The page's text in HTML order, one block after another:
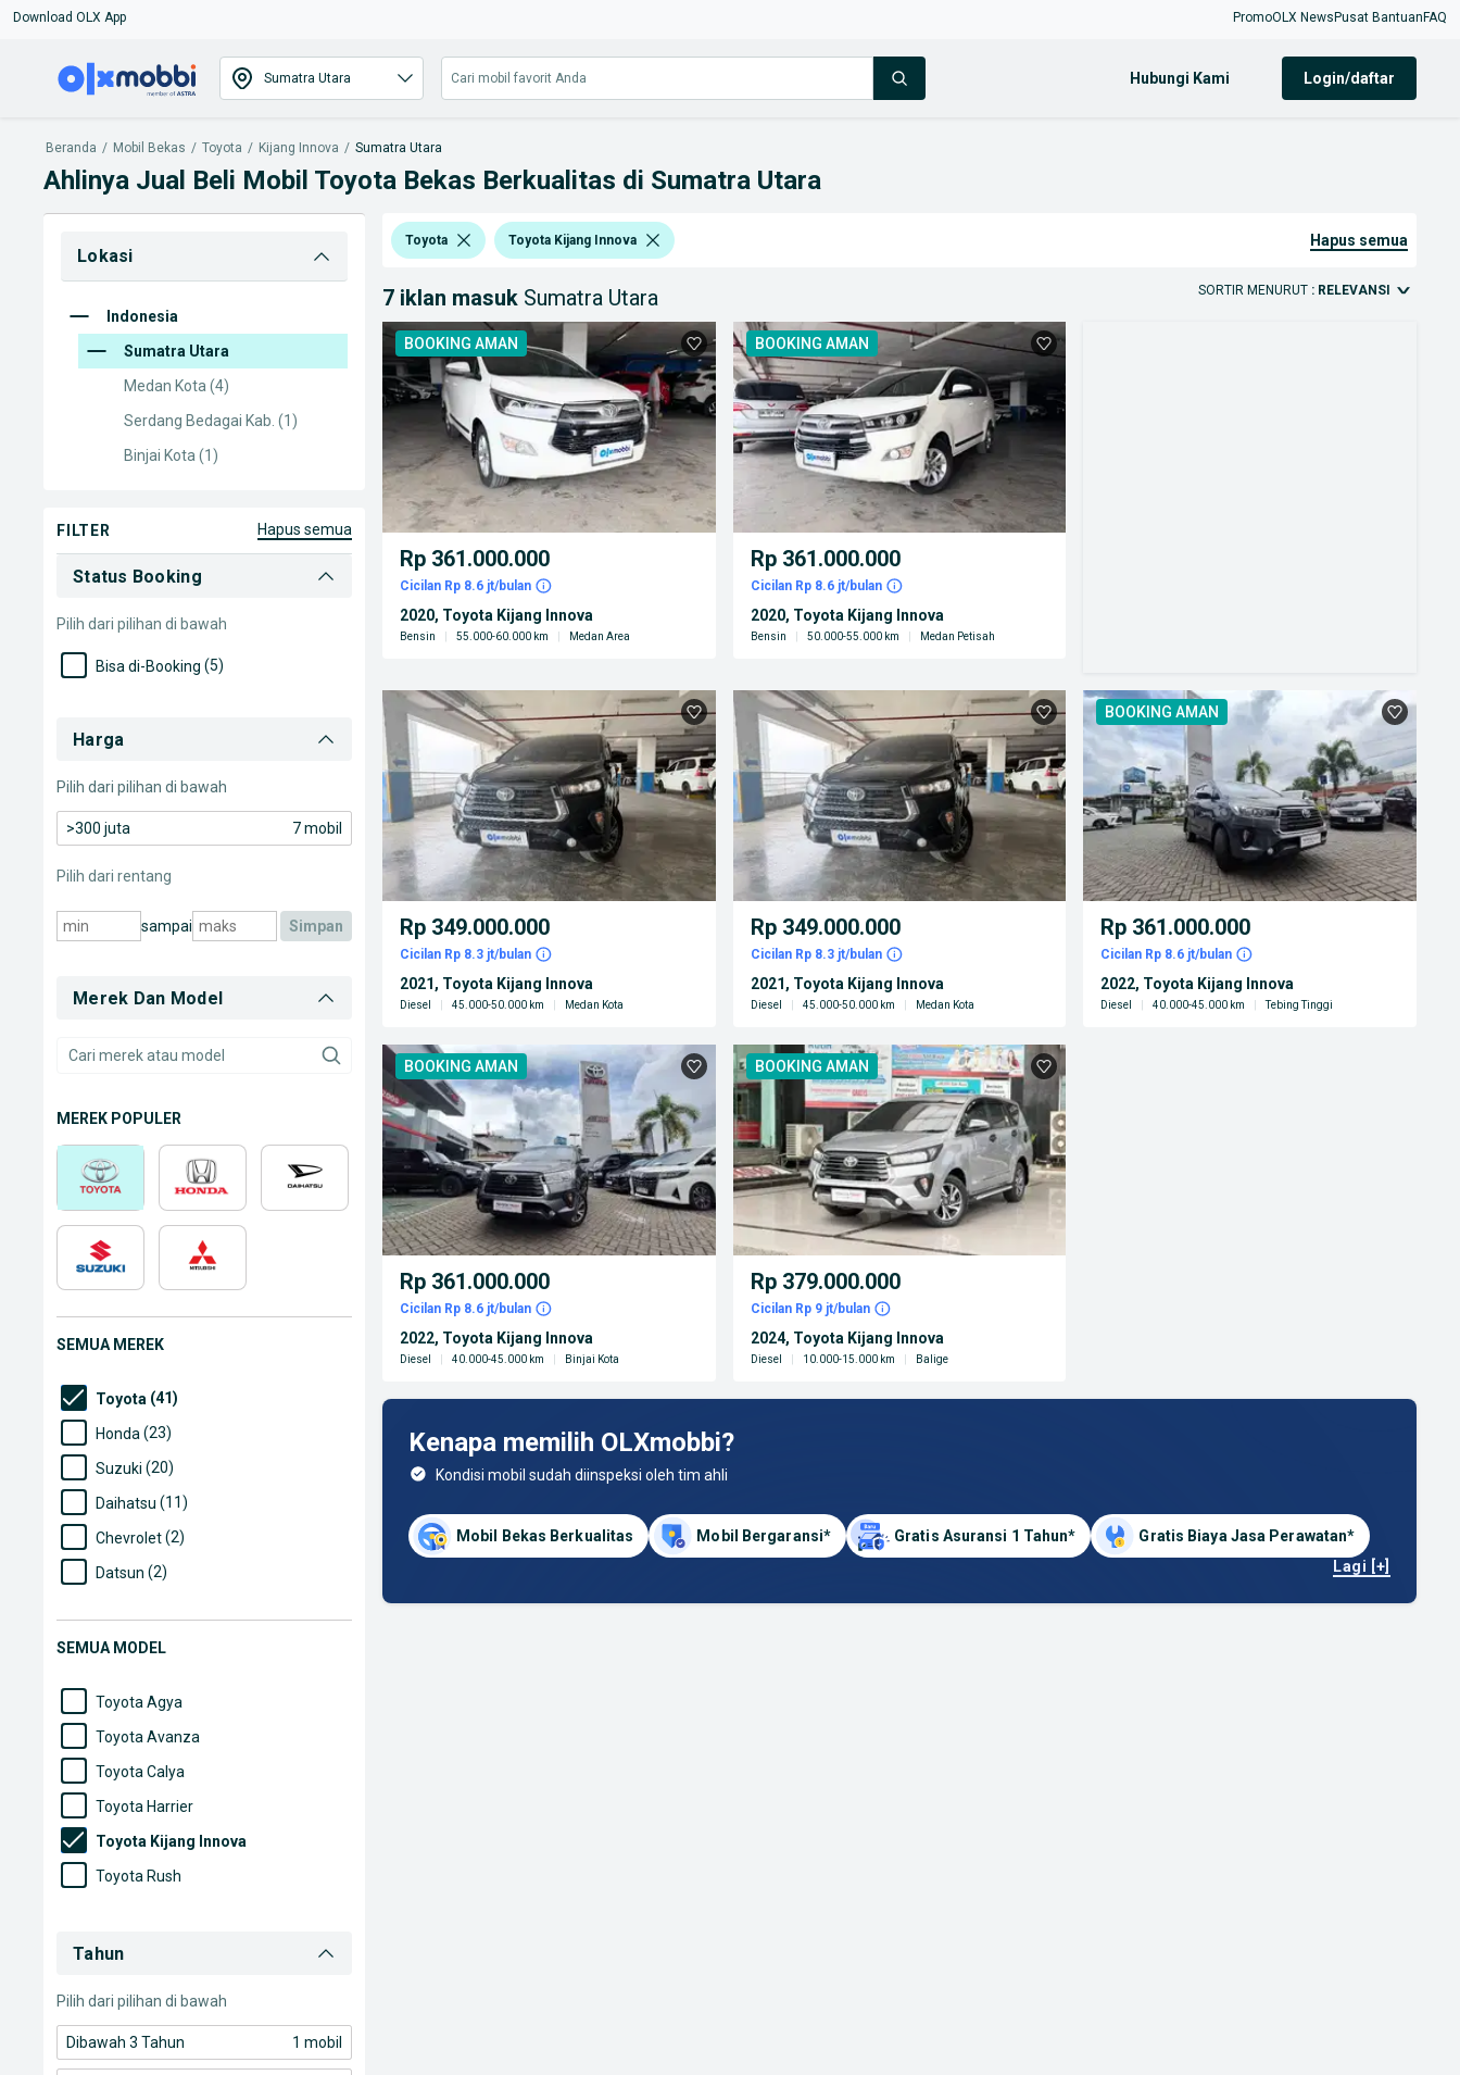
Download OLX App PromoOLX News Pusat Bantuan FAQ
Hubungi Kami login/daftar
Beranda / Mobil Bekas / Toyota / Kijang Innova / Sumatra Utara
Ahlinya Jual Beli Mobil Toyota Bekas Berkualitas di Sumatra Utara
Lokasi
Indonesia
Sumatra Utara
Medan Kota (4)
Serdang Bedagai Kab. (1)
Binjai Kota (1)
FILTER hapus semua
Status Booking
Pilih dari pilihan di bawah
Bisa di-Booking (5)
Harga
Pilih dari pilihan di bawah
>300 juta 7 mobil
Pilih dari rentang
sampai simpan
Merek Dan Model
MEREK POPULER
SEMUA MEREK
Toyota (41)
Honda (23)
Suzuki (20)
Daihatsu (11)
Chevrolet(2)
Datsun (2)
Mitsubishi
SEMUA MODEL
Toyota Agya
Toyota Avanza
Toyota Calya
Toyota Harrier
Toyota Kijang Innova
Toyota Rush
Toyota Vios
Tahun
Pilih dari pilihan di bawah
Dibawah 3 Tahun 1 mobil
Toyota Toyota Kijang Innova hapus semua
7 iklan masuk Sumatra Utara SORTIR MENURUT : RELEVANSI
BOOKING AMAN
Rp 361.000.000
Cicilan Rp 8.6 jt/bulan
2020, Toyota Kijang Innova
Bensin 55.000-60.000 km Medan Area
BOOKING AMAN
Rp 361.000.000
Cicilan Rp 8.6 jt/bulan
2020, Toyota Kijang Innova
Bensin 50.000-55.000 km Medan Petisah
Rp 349.000.000
Cicilan Rp 8.3 jt/bulan
2021, Toyota Kijang Innova
Diesel 45.000-50.000 km Medan Kota
Rp 349.000.000
Cicilan Rp 8.3 jt/bulan
2021, Toyota Kijang Innova
Diesel 45.000-50.000 km Medan Kota
BOOKING AMAN
Rp 361.000.000
Cicilan Rp 8.6 jt/bulan
2022, Toyota Kijang Innova
Diesel 40.000-45.000 km Tebing Tinggi
BOOKING AMAN
Rp 361.000.000
Cicilan Rp 8.6 jt/bulan
2022, Toyota Kijang Innova
Diesel 40.000-45.000 km Binjai Kota
BOOKING AMAN
Rp 379.000.000
Cicilan Rp 9 jt/bulan
2024, Toyota Kijang Innova
Diesel 10.000-15.000 km Balige
Kenapa memilih OLXmobbi?
Kondisi mobil sudah diinspeksi oleh tim ahli
Mobil Bekas Berkualitas Mobil Bergaransi* Gratis Asuransi 1 Tahun*
Gratis Biaya Jasa Perawatan*
Lagi [+]